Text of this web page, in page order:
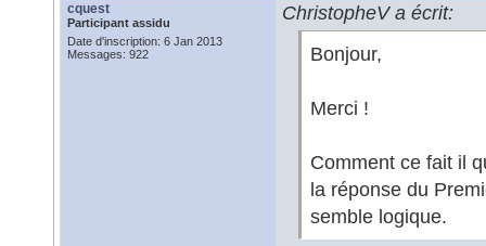
cquest
Participant assidu
Date d'inscription: 6 Jan 2013
Messages: 922
ChristopheV a écrit:
Bonjour,
Merci !
Comment ce fait il
la réponse du
semble logique.